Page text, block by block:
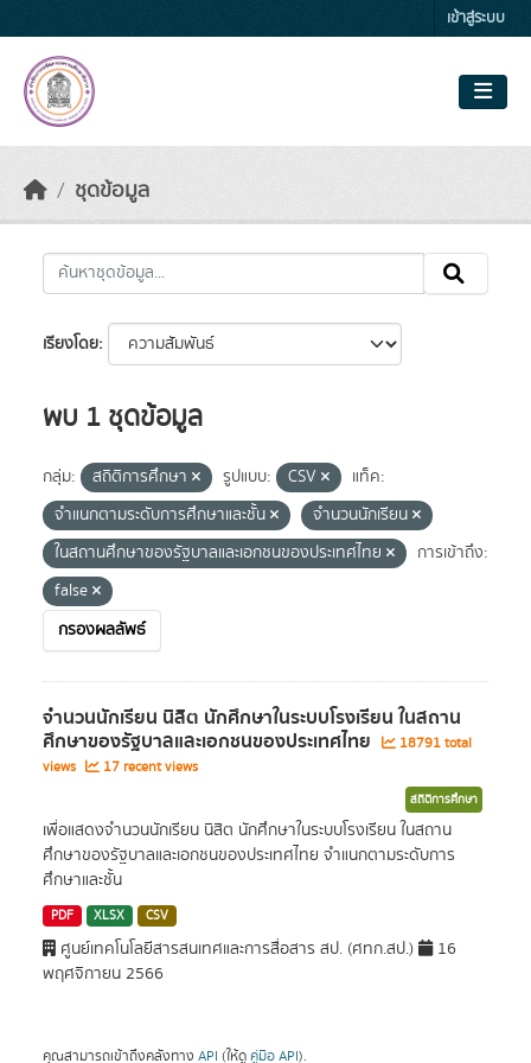
เข้าสู่ระบบ
ชุดข้อมูล
เรียงโดย
พบ 1 ชุดข้อมูล
กลุ่ม: สถิติการศึกษา รูปแบบ: CSV
แท็ค:
จำแนกตามระดับการศึกษาและชั้น
จำนวนนักเรียน
ในสถานศึกษาของรัฐบาลและเอกชนของประเทศไทย
การเข้าถึง:
false
กรองผลลัพธ์
จำนวนนักเรียน นิสิต นักศึกษาในระบบโรงเรียน ในสถาน
ศึกษาของรัฐบาลและเอกชนของประเทศไทย
18791 total
views
17 recent views
สถิติการศึกษา
เพื่อแสดงจำนวนนักเรียน นิสิต นักศึกษาในระบบโรงเรียน ในสถาน
ศึกษาของรัฐบาลและเอกชนของประเทศไทย จำแนกตามระดับการ
ศึกษาและชั้น
PDF XLSX CSV
ศูนย์เทคโนโลยีสารสนเทศและการสื่อสาร สป. (ศทก.สป.)
16
พฤศจิกายน 2566
คุณสามารถเข้าถึงคลังทาง API (ให้ดู คู่มือ API).